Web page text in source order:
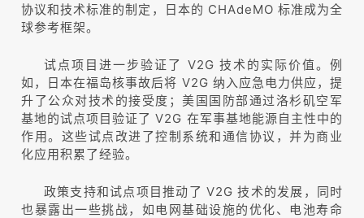
协议和技术标准的制定，日本的 CHAdeMO 标准成为全
球参考框架。
试点项目进一步验证了 V2G 技术的实际价值。例
如，日本在福岛核事故后将 V2G 纳入应急电力供应，提
升了公众对技术的接受度；美国国防部通过洛杉矶空军
基地的试点项目验证了 V2G 在军事基地能源自主性中的
作用。这些试点改进了控制系统和通信协议，并为商业
化应用积累了经验。
政策支持和试点项目推动了 V2G 技术的发展，同时
也暴露出一些挑战，如电网基础设施的优化、电池寿命